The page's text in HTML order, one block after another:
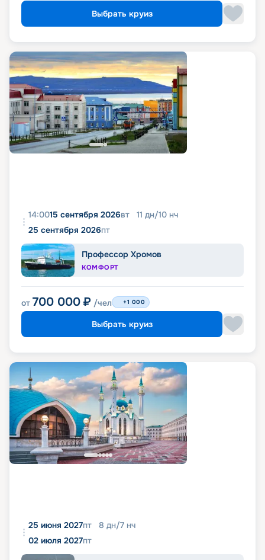
Выбрать круиз
14:0015 сентября 2026вт 11 дн/10 нч
25 сентября 2026пт
Профессор Хромов
КОМФОРТ
от 700 000 ₽ /чел +1 000
Выбрать круиз
25 июня 2027пт 8 дн/7 нч
02 июля 2027пт